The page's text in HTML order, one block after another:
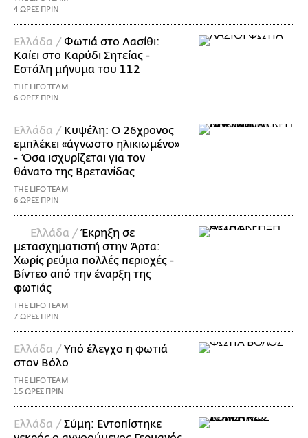
4 ΩΡΕΣ ΠΡΙΝ
Ελλάδα /Φωτιά στο Λασίθι:
Καίει στο Καρύδι Σητείας -
Εστάλη μήνυμα του 112
THE LIFO TEAM
6 ΩΡΕΣ ΠΡΙΝ
Ελλάδα / Κυψέλη: Ο 26χρονος
εμπλέκει «άγνωστο ηλικιωμένο»
- Όσα ισχυρίζεται για τον
θάνατο της Βρετανίδας
THE LIFO TEAM
6 ΩΡΕΣ ΠΡΙΝ
Ελλάδα /Έκρηξη σε
μετασχηματιστή στην Άρτα:
Χωρίς ρεύμα πολλές περιοχές -
Βίντεο από την έναρξη της
φωτιάς
THE LIFO TEAM
7 ΩΡΕΣ ΠΡΙΝ
Ελλάδα /Υπό έλεγχο η φωτιά
στον Βόλο
THE LIFO TEAM
15 ΩΡΕΣ ΠΡΙΝ
Ελλάδα /Σύμη: Εντοπίστηκε